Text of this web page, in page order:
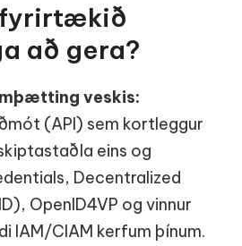
fyrirtækið
að gera?
veskis:
(API) sem kortleggur
eins og
Decentralized
OpenID4VP og vinnur
IAM/CIAM kerfum þínum.